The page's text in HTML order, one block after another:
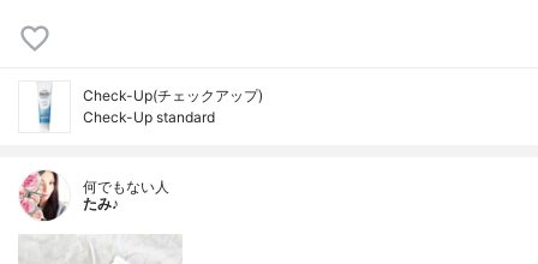
Check-Up(チェックアップ)
Check-Up standard
何でもない人
たみ♪